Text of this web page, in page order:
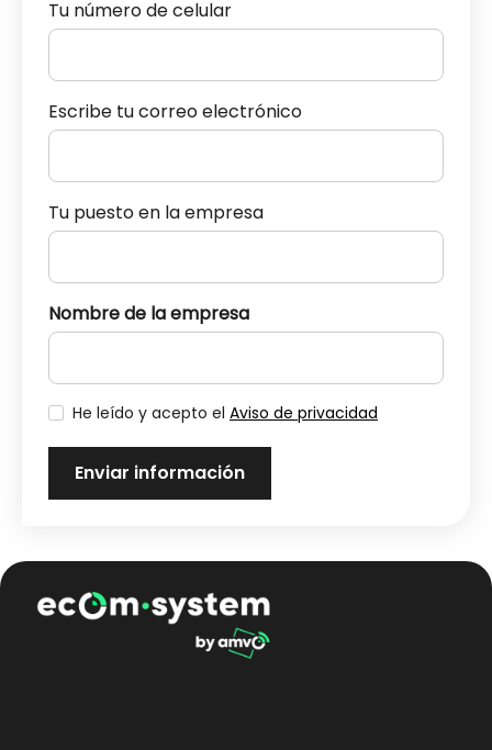
Tu número de celular
Escribe tu correo electrónico
Tu puesto en la empresa
Nombre de la empresa
He leído y acepto el Aviso de privacidad